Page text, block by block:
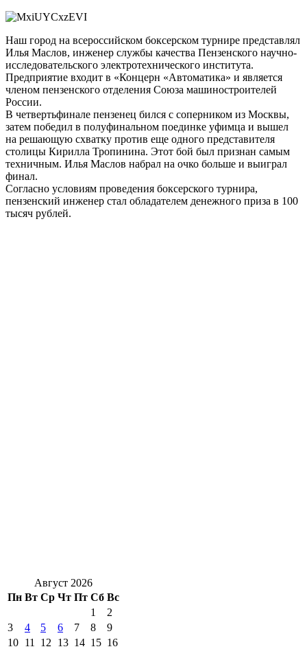
Наш город на всероссийском боксерском турнире представлял
Илья Маслов, инженер службы качества Пензенского научно-
исследовательского электротехнического института.
Предприятие входит в «Концерн «Автоматика» и является
членом пензенского отделения Союза машиностроителей
России.
В четвертьфинале пензенец бился с соперником из Москвы,
затем победил в полуфинальном поединке уфимца и вышел
на решающую схватку против еще одного представителя
столицы Кирилла Тропинина. Этот бой был признан самым
техничным. Илья Маслов набрал на очко больше и выиграл
финал.
Согласно условиям проведения боксерского турнира,
пензенский инженер стал обладателем денежного приза в 100
тысяч рублей.
Август 2026
Пн Вт Ср Чт Пт Сб Вс
1
2
3
4 5 6 7 8
9
10 11 12 13 14 15 16